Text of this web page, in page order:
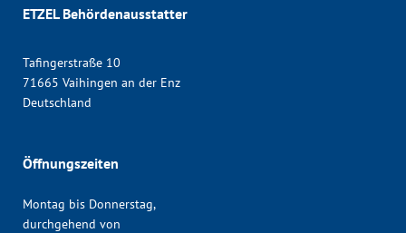
ETZEL Behördenausstatter
Tafingerstraße 10
71665 Vaihingen an der Enz
Deutschland
Öffnungszeiten
Montag bis Donnerstag,
durchgehend von